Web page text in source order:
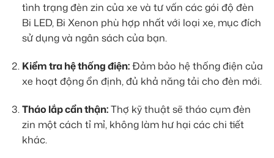
tình trạng đèn zin của xe và tư vấn các gói độ đèn
Bi LED, Bi Xenon phù hợp nhất với loại xe, mục đích
sử dụng và ngân sách của bạn.
Kiểm tra hệ thống điện:Đảm bảo hệ thống điện của
xe hoạt động ổn định, đủ khả năng tải cho đèn mới.
Tháo lắp cẩn thận:Thợ kỹ thuật sẽ tháo cụm đèn
zin một cách tỉ mỉ, không làm hư hại các chi tiết
khác.